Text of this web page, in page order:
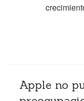
Apple no